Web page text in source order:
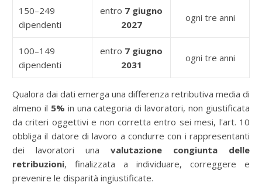
150–249
dipendenti
entro 7 giugno
2027
ogni tre anni
100–149
dipendenti
entro 7 giugno
2031
ogni tre anni
Qualora dai dati emerga una differenza retributiva media di
almeno il 5% in una categoria di lavoratori, non giustificata
da criteri oggettivi e non corretta entro sei mesi, l'art. 10
obbliga il datore di lavoro a condurre con i rappresentanti
dei lavoratori una valutazione congiunta delle
retribuzioni, finalizzata a individuare, correggere e
prevenire le disparità ingiustificate.